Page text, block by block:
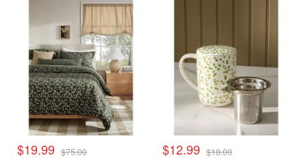
$19.99 $75.00 $12.99 $18.00